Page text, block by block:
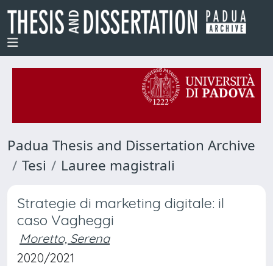
Padua Thesis and Dissertation Archive
Tesi
Lauree magistrali
Strategie di marketing digitale: il
caso Vagheggi
Moretto, Serena
2020/2021